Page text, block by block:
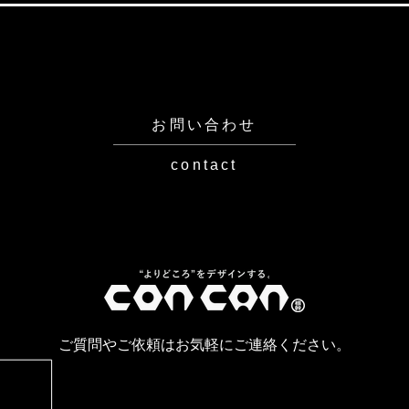
お問い合わせ
contact
ご質問やご依頼はお気軽にご連絡ください。